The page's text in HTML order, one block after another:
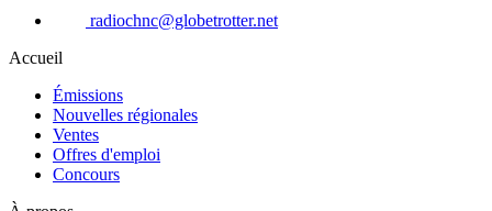
radiochnc@globetrotter.net
Accueil
Émissions
Nouvelles régionales
Ventes
Offres d'emploi
Concours